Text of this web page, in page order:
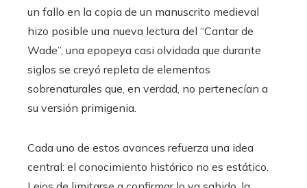
un fallo en la copia de un manuscrito medieval
hizo posible una nueva lectura del “Cantar de
Wade”, una epopeya casi olvidada que durante
siglos se creyó repleta de elementos
sobrenaturales que, en verdad, no pertenecían a
su versión primigenia.
Cada uno de estos avances refuerza una idea
central: el conocimiento histórico no es estático.